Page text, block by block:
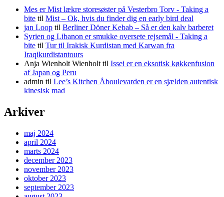
Mes er Mist lækre storesøster på Vesterbro Torv - Taking a
bite til Mist – Ok, hvis du finder dig en early bird deal
jan Loop til Berliner Döner Kebab – Så er den kalv barberet
Syrien og Libanon er smukke oversete rejsemål - Taking a
bite til Tur til Irakisk Kurdistan med Karwan fra
Iraqikurdistantours
Anja Wienholt Wienholt til Issei er en eksotisk køkkenfusion
af Japan og Peru
admin til Lee’s Kitchen Åboulevarden er en sjælden autentisk
kinesisk mad
Arkiver
maj 2024
april 2024
marts 2024
december 2023
november 2023
oktober 2023
september 2023